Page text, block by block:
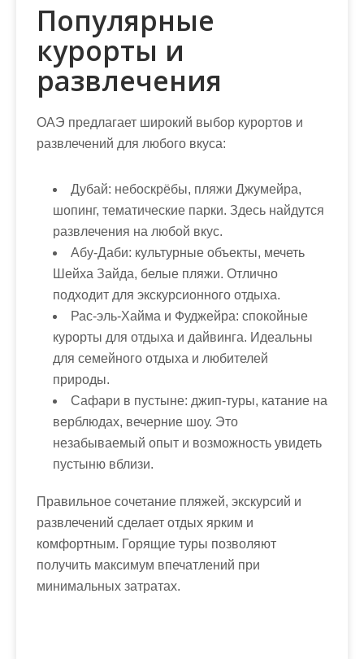
Популярные
курорты и
развлечения
ОАЭ предлагает широкий выбор курортов и
развлечений для любого вкуса:
Дубай: небоскрёбы, пляжи Джумейра,
шопинг, тематические парки. Здесь найдутся
развлечения на любой вкус.
Абу-Даби: культурные объекты, мечеть
Шейха Зайда, белые пляжи. Отлично
подходит для экскурсионного отдыха.
Рас-эль-Хайма и Фуджейра: спокойные
курорты для отдыха и дайвинга. Идеальны
для семейного отдыха и любителей
природы.
Сафари в пустыне: джип-туры, катание на
верблюдах, вечерние шоу. Это
незабываемый опыт и возможность увидеть
пустыню вблизи.
Правильное сочетание пляжей, экскурсий и
развлечений сделает отдых ярким и
комфортным. Горящие туры позволяют
получить максимум впечатлений при
минимальных затратах.